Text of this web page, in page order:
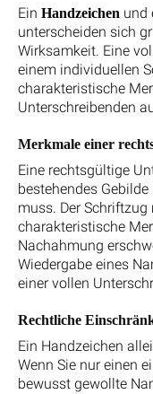
Ein Handzeichen und
unterscheiden sich
Wirksamkeit. Eine
einem individuellen
charakteristische
Unterschreibenden
Merkmale einer
Eine rechtsgültige
bestehendes
muss. Der
charakteristische
Nachahmung
Wiedergabe eines
einer vollen
Rechtliche
Ein Handzeichen
Wenn Sie nur einen
bewusst gewollte